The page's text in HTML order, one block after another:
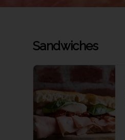
Sandwiches